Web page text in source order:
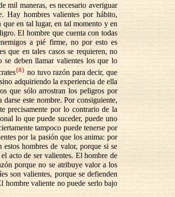
mil maneras, es necesario averiguar
Hay hombres valientes por hábito,
en tal lugar, en tal momento y en
El hombre que cuenta con todas
a pié firme, no por esto es
que en tales casos se requieren, no
se deben llamar valientes los que lo
{8} no tuvo razón para decir, que
adquiriendo la experiencia de ella
que sólo arrostran los peligros por
este nombre. Por consiguiente,
precisamente por lo contrario de la
lo que puede suceder, puede uno
tampoco puede tenerse por
por la pasión que los anima: por
hombres de valor, porque si se
acto de ser valientes. El hombre de
porque no se atribuye valor a los
son valientes, porque se defienden
hombre valiente no puede serlo bajo